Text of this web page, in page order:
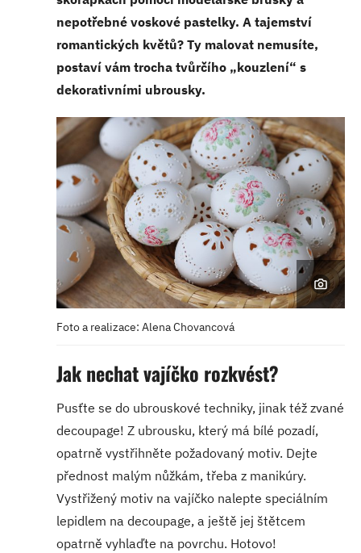
nepotřebné voskové pastelky. A tajemství
romantických květů? Ty malovat nemusíte,
postaví vám trocha tvůrčího „kouzlení“ s
dekorativními ubrousky.
Foto a realizace: Alena Chovancová
Jak nechat vajíčko rozkvést?
Pusťte se do ubrouskové techniky, jinak též zvané
decoupage! Z ubrousku, který má bílé pozadí,
opatrně vystřihněte požadovaný motiv. Dejte
přednost malým nůžkám, třeba z manikúry.
Vystřižený motiv na vajíčko nalepte speciálním
lepidlem na decoupage, a ještě jej štětcem
opatrně vyhlaďte na povrchu. Hotovo!